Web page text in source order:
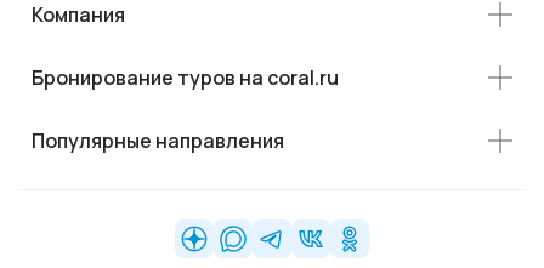
Компания
Бронирование туров на coral.ru
Популярные направления